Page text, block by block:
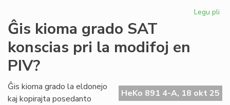
Legu pli
Ĝis kioma grado SAT
konscias pri la modifoj en
PIV?
HeKo 891 4-A, 18 okt 25
Ĝis kioma grado la eldonejo
kaj kopirajta posedanto